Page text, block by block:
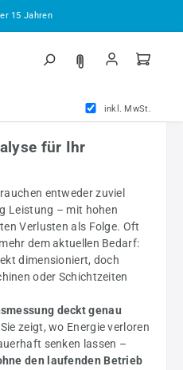
15 Jahren
inkl. MwSt.
für Ihr
entweder zuviel
Leistung – mit hohen
Verlusten als Folge. Oft
dem aktuellen Bedarf:
dimensioniert, doch
oder Schichtzeiten
deckt genau
zeigt, wo Energie verloren
senken lassen –
den laufenden Betrieb